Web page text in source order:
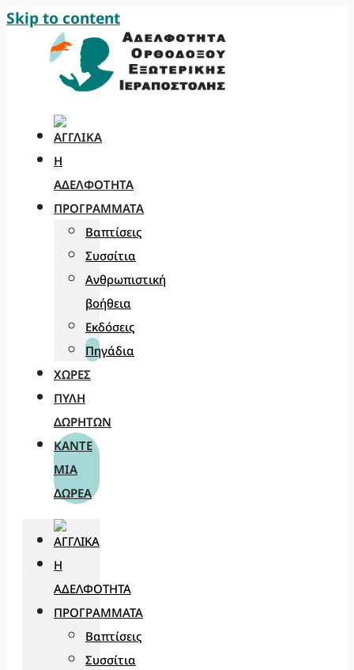
Skip to content
Η
ΑΔΕΛΦΌΤΗΤΑ
ΠΡΟΓΡΆΜΜΑΤΑ
Βαπτίσεις
Συσσίτια
Ανθρωπιστική
βοήθεια
Εκδόσεις
Πηγάδια
ΧΏΡΕΣ
ΠΎΛΗ
ΔΩΡΗΤΏΝ
ΚΆΝΤΕ
ΜΊΑ
ΔΩΡΕΆ
Η
ΑΔΕΛΦΌΤΗΤΑ
ΠΡΟΓΡΆΜΜΑΤΑ
Βαπτίσεις
Συσσίτια